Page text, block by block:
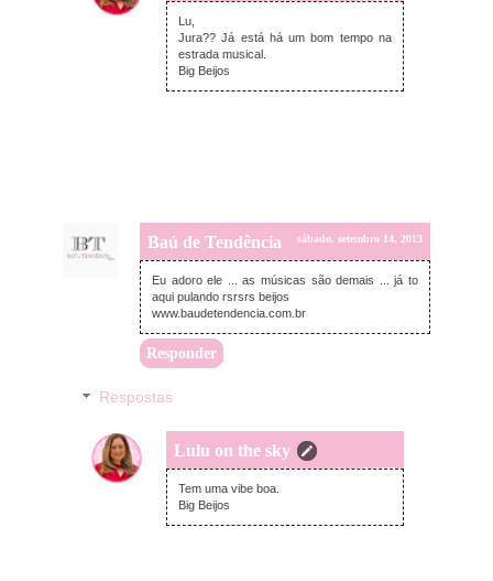
domingo, setembro 15, 2013
Lu,
Jura?? Já está há um bom tempo na
estrada musical.
Big Beijos
Baú de Tendência sábado, setembro 14, 2013
Eu adoro ele ... as músicas são demais ... já to
aqui pulando rsrsrs beijos
www.baudetendencia.com.br
Responder
Respostas
Lulu on the sky
domingo, setembro 15, 2013
Tem uma vibe boa.
Big Beijos